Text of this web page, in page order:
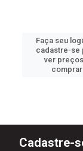
Faça seu
cadastre-se
ver
comprar
Cadastre-